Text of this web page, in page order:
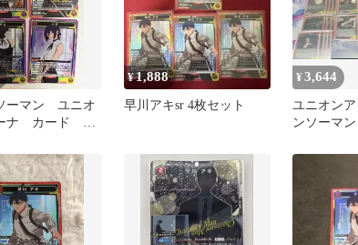
ーマン ユニオ
ナ カード
ム
¥1,888
早川アキsr 4枚セット
¥3,644
ユニオン
ンソーマ